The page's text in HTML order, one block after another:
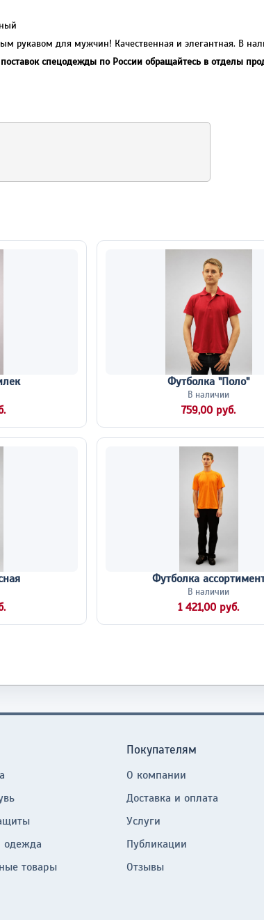
рукавом для мужчин! Качественная и элегантная. В
спецодежды по России обращайтесь в отделы
Футболка "Поло"
В наличии
759,00 руб.
Футболка
В наличии
1 421,00 руб.
одежда
товары
Покупателям
О компании
Доставка и оплата
Услуги
Публикации
Отзывы